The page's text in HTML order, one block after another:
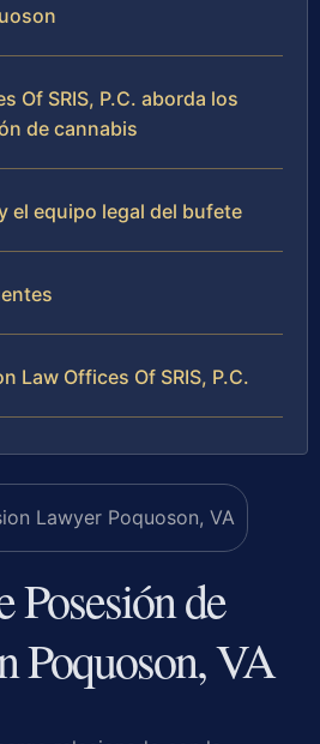
Of SRIS, P.C. aborda los
de cannabis
el equipo legal del bufete
Law Offices Of SRIS, P.C.
Posesión de
Poquoson, VA